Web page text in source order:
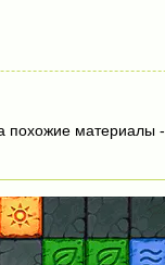
похожие материалы -